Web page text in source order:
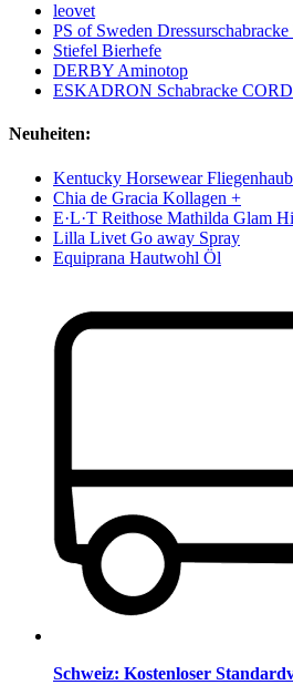
leovet
PS of Sweden
Stiefel Bierhefe
DERBY Aminotop
ESKADRON Schabracke
Neuheiten:
Kentucky Horsewear
Chia de Gracia Kollagen +
E·L·T Reithose Mathilda Glam
Lilla Livet Go away Spray
Equiprana Hautwohl Öl
Schweiz: Kostenloser